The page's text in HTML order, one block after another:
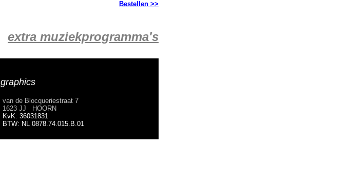
Bestellen >>
extra muziekprogramma's
graphics
van de Blocqueriestraat 7
1623 JJ HOORN
KvK: 36031831
BTW: NL 0878.74.015.B.01